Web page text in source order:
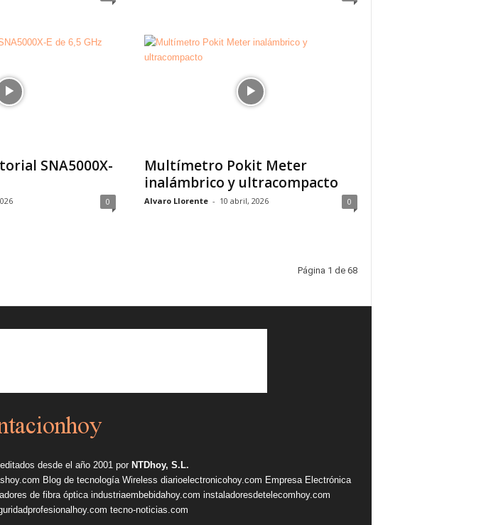
SNA5000X-
0
Multímetro Pokit Meter
inalámbrico y ultracompacto
Alvaro Llorente - 10 abril, 2026 0
Página 1 de 68
desde el año 2001 por NTDhoy, S.L.
Blog de tecnología Wireless diarioelectronicohoy.com Empresa Electrónica
de fibra óptica industriaembebidahoy.com instaladoresdetelecomhoy.com
tecno-noticias.com